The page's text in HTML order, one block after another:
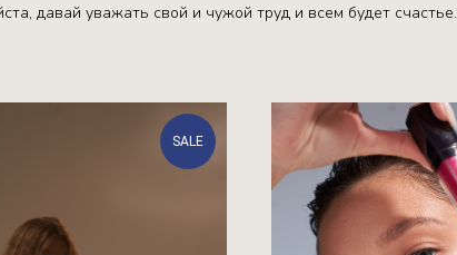
давай уважать свой и чужой труд и всем будет счастье.
SALE